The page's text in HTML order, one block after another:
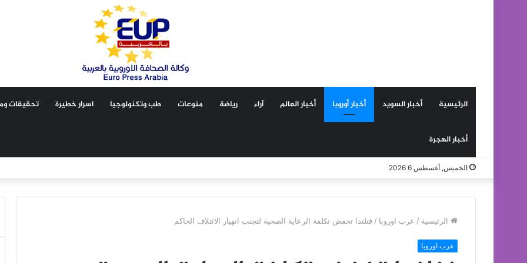
الرئيسية أخبار السويد أخبار أوروبا أخبار العالم آراء رياضة منوعات طب وتكنولوجيا اسرار خطيرة تحقيقات
أخبار الهجرة
الخميس, أغسطس 6 2026
الرئيسية / عرب اوروبا / فنلندا تخفض تكلفة الرعاية الصحية لتجنب انهيار الائتلاف الحاكم
عرب اوروبا